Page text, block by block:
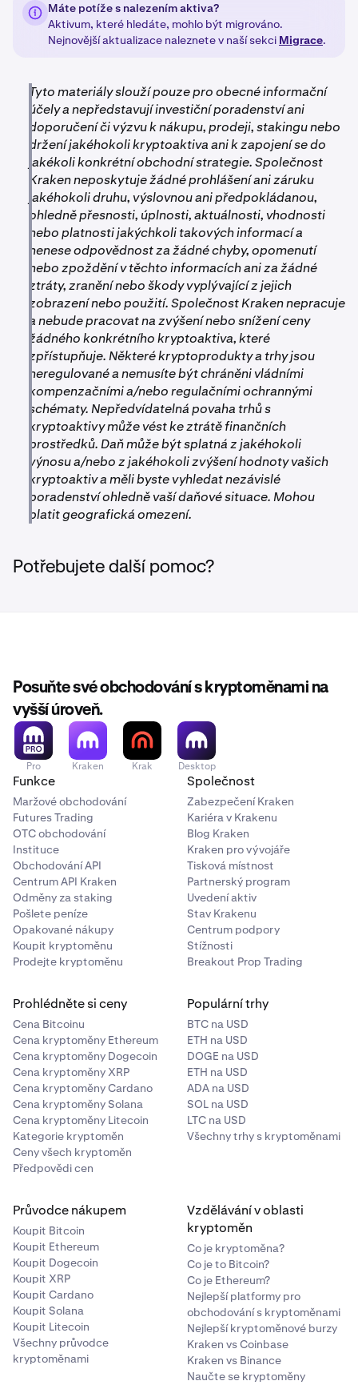
Máte potíže s nalezením aktiva?
Aktivum, které hledáte, mohlo být migrováno.
Nejnovější aktualizace naleznete v naší sekci Migrace.
Tyto materiály slouží pouze pro obecné informační
účely a nepředstavují investiční poradenství ani
doporučení či výzvu k nákupu, prodeji, stakingu nebo
držení jakéhokoli kryptoaktiva ani k zapojení se do
jakékoli konkrétní obchodní strategie. Společnost
Kraken neposkytuje žádné prohlášení ani záruku
jakéhokoli druhu, výslovnou ani předpokládanou,
ohledně přesnosti, úplnosti, aktuálnosti, vhodnosti
nebo platnosti jakýchkoli takových informací a
nenese odpovědnost za žádné chyby, opomenutí
nebo zpoždění v těchto informacích ani za žádné
ztráty, zranění nebo škody vyplývající z jejich
zobrazení nebo použití. Společnost Kraken nepracuje
a nebude pracovat na zvýšení nebo snížení ceny
žádného konkrétního kryptoaktiva, které
zpřístupňuje. Některé kryptoprodukty a trhy jsou
neregulované a nemusíte být chráněni vládními
kompenzačními a/nebo regulačními ochrannými
schématy. Nepředvídatelná povaha trhů s
kryptoaktivy může vést ke ztrátě finančních
prostředků. Daň může být splatná z jakéhokoli
výnosu a/nebo z jakéhokoli zvýšení hodnoty vašich
kryptoaktiv a měli byste vyhledat nezávislé
poradenství ohledně vaší daňové situace. Mohou
platit geografická omezení.
Potřebujete další pomoc?
Posuňte své obchodování s kryptoměnami na
vyšší úroveň.
Pro Kraken Krak Desktop
Funkce
Maržové obchodování
Futures Trading
OTC obchodování
Instituce
Obchodování API
Centrum API Kraken
Odměny za staking
Pošlete peníze
Opakované nákupy
Koupit kryptoměnu
Prodejte kryptoměnu
Společnost
Zabezpečení Kraken
Kariéra v Krakenu
Blog Kraken
Kraken pro vývojáře
Tisková místnost
Partnerský program
Uvedení aktiv
Stav Krakenu
Centrum podpory
Stížnosti
Breakout Prop Trading
Prohlédněte si ceny
Cena Bitcoinu
Cena kryptoměny Ethereum
Cena kryptoměny Dogecoin
Cena kryptoměny XRP
Cena kryptoměny Cardano
Cena kryptoměny Solana
Cena kryptoměny Litecoin
Kategorie kryptoměn
Ceny všech kryptoměn
Předpovědi cen
Populární trhy
BTC na USD
ETH na USD
DOGE na USD
ETH na USD
ADA na USD
SOL na USD
LTC na USD
Všechny trhy s kryptoměnami
Průvodce nákupem
Koupit Bitcoin
Koupit Ethereum
Koupit Dogecoin
Koupit XRP
Koupit Cardano
Koupit Solana
Koupit Litecoin
Všechny průvodce
kryptoměnami
Vzdělávání v oblasti
kryptoměn
Co je kryptoměna?
Co je to Bitcoin?
Co je Ethereum?
Nejlepší platformy pro
obchodování s kryptoměnami
Nejlepší kryptoměnové burzy
Kraken vs Coinbase
Kraken vs Binance
Naučte se kryptoměny